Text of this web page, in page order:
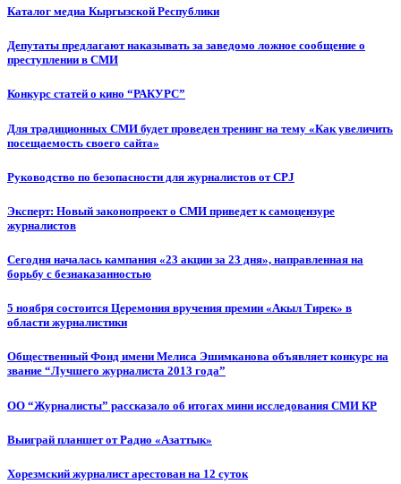
Каталог медиа Кыргызской Республики
Депутаты предлагают наказывать за заведомо ложное сообщение о
преступлении в СМИ
Конкурс статей о кино “РАКУРС”
Для традиционных СМИ будет проведен тренинг на тему «Как увеличить
посещаемость своего сайта»
Руководство по безопасности для журналистов от CPJ
Эксперт: Новый законопроект о СМИ приведет к самоцензуре
журналистов
Сегодня началась кампания «23 акции за 23 дня», направленная на
борьбу с безнаказанностью
5 ноября состоится Церемония вручения премии «Акыл Тирек» в
области журналистики
Общественный Фонд имени Мелиса Эшимканова объявляет конкурс на
звание “Лучшего журналиста 2013 года”
ОО “Журналисты” рассказало об итогах мини исследования СМИ КР
Выиграй планшет от Радио «Азаттык»
Хорезмский журналист арестован на 12 суток